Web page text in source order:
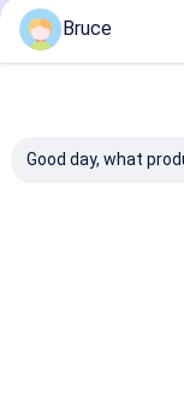
अनुशंसित उत्पाद
Bruce
Good day, what